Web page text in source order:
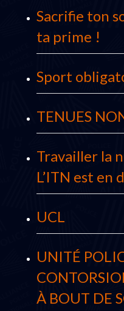
Sacrifie ton
ta prime !
Sport
TENUES
Travailler la
L’ITN est en
UCL
UNITÉ
À BOUT DE